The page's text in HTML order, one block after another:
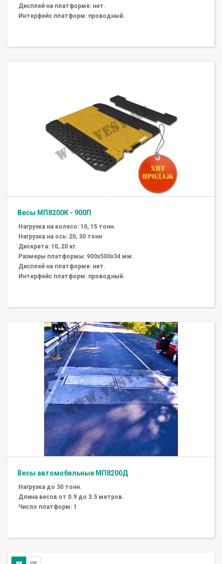
Дисплей на платформе: нет.
Интерфейс платформ: проводный.
Весы МП8200К - 900П
Нагрузка на колесо: 10, 15 тонн.
Нагрузка на ось: 20, 30 тонн
Дискрета: 10, 20 кг.
Размеры платформы: 900х500х34 мм.
Дисплей на платформе: нет.
Интерфейс платформ: проводный.
Весы автомобильные МП8200Д
Нагрузка до 30 тонн.
Длина весов от 0.9 до 3.5 метров.
Число платформ: 1